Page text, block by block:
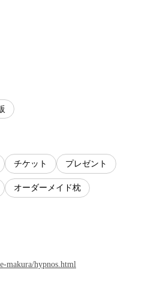
チケット プレゼント
オーダーメイド枕
makura/hypnos.html